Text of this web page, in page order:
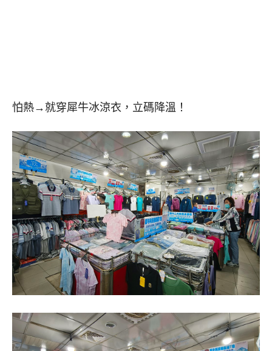
怕熱→就穿犀牛冰涼衣，立碼降溫！